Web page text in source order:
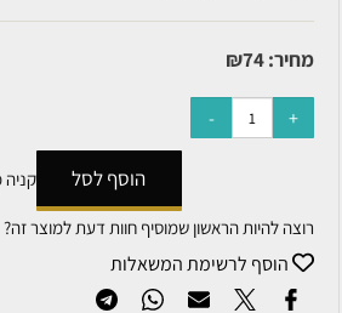
מחיר: ₪74
הוסף לסל קניה
רוצה להיות הראשון שמוסיף חוות דעת למוצר זה?
הוסף לרשימת המשאלות